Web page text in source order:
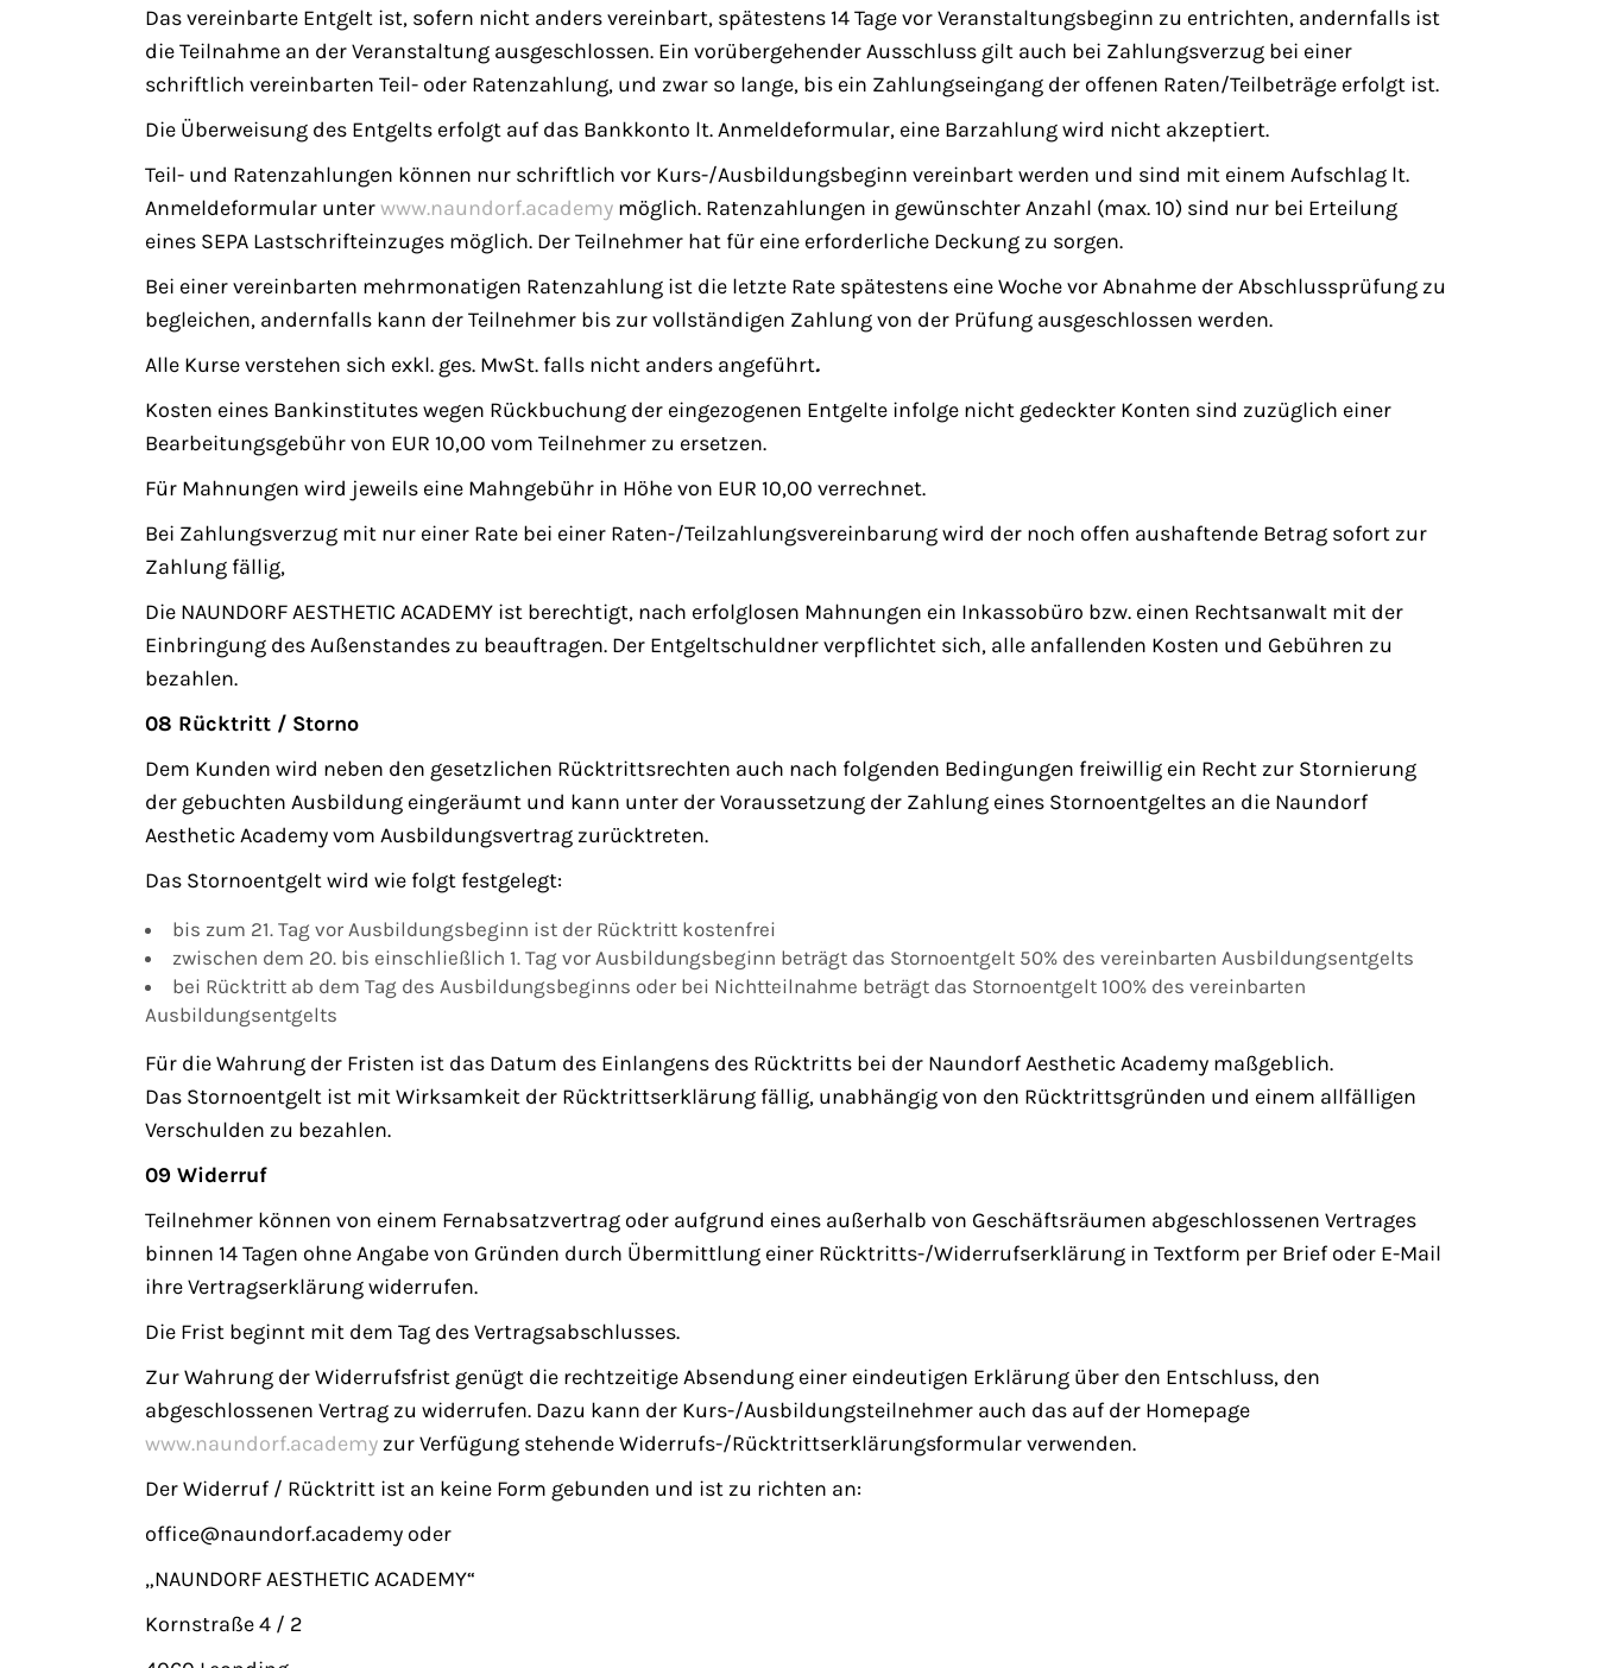
Das vereinbarte Entgelt ist, sofern nicht anders vereinbart, spätestens 14 Tage vor Veranstaltungsbeginn zu entrichten, andernfalls ist
die Teilnahme an der Veranstaltung ausgeschlossen. Ein vorübergehender Ausschluss gilt auch bei Zahlungsverzug bei einer
schriftlich vereinbarten Teil- oder Ratenzahlung, und zwar so lange, bis ein Zahlungseingang der offenen Raten/Teilbeträge erfolgt ist.
Die Überweisung des Entgelts erfolgt auf das Bankkonto lt. Anmeldeformular, eine Barzahlung wird nicht akzeptiert.
Teil- und Ratenzahlungen können nur schriftlich vor Kurs-/Ausbildungsbeginn vereinbart werden und sind mit einem Aufschlag lt.
Anmeldeformular unterwww.naundorf.academy möglich. Ratenzahlungen in gewünschter Anzahl (max. 10) sind nur bei Erteilung
eines SEPA Lastschrifteinzuges möglich. Der Teilnehmer hat für eine erforderliche Deckung zu sorgen.
Bei einer vereinbarten mehrmonatigen Ratenzahlung ist die letzte Rate spätestens eine Woche vor Abnahme der Abschlussprüfung zu
begleichen, andernfalls kann der Teilnehmer bis zur vollständigen Zahlung von der Prüfung ausgeschlossen werden.
Alle Kurse verstehen sich exkl. ges. MwSt. falls nicht anders angeführt.
Kosten eines Bankinstitutes wegen Rückbuchung der eingezogenen Entgelte infolge nicht gedeckter Konten sind zuzüglich einer
Bearbeitungsgebühr von EUR 10,00 vom Teilnehmer zu ersetzen.
Für Mahnungen wird jeweils eine Mahngebühr in Höhe von EUR 10,00 verrechnet.
Bei Zahlungsverzug mit nur einer Rate bei einer Raten-/Teilzahlungsvereinbarung wird der noch offen aushaftende Betrag sofort zur
Zahlung fällig,
Die NAUNDORF AESTHETIC ACADEMY ist berechtigt, nach erfolglosen Mahnungen ein Inkassobüro bzw. einen Rechtsanwalt mit der
Einbringung des Außenstandes zu beauftragen. Der Entgeltschuldner verpflichtet sich, alle anfallenden Kosten und Gebühren zu
bezahlen.
08 Rücktritt / Storno
Dem Kunden wird neben den gesetzlichen Rücktrittsrechten auch nach folgenden Bedingungen freiwillig ein Recht zur Stornierung
der gebuchten Ausbildung eingeräumt und kann unter der Voraussetzung der Zahlung eines Stornoentgeltes an die Naundorf
Aesthetic Academy vom Ausbildungsvertrag zurücktreten.
Das Stornoentgelt wird wie folgt festgelegt:
bis zum 21. Tag vor Ausbildungsbeginn ist der Rücktritt kostenfrei
zwischen dem 20. bis einschließlich 1. Tag vor Ausbildungsbeginn beträgt das Stornoentgelt 50% des vereinbarten Ausbildungsentgelts
bei Rücktritt ab dem Tag des Ausbildungsbeginns oder bei Nichtteilnahme beträgt das Stornoentgelt 100% des vereinbarten
Ausbildungsentgelts
Für die Wahrung der Fristen ist das Datum des Einlangens des Rücktritts bei der Naundorf Aesthetic Academy maßgeblich.
Das Stornoentgelt ist mit Wirksamkeit der Rücktrittserklärung fällig, unabhängig von den Rücktrittsgründen und einem allfälligen
Verschulden zu bezahlen.
09 Widerruf
Teilnehmer können von einem Fernabsatzvertrag oder aufgrund eines außerhalb von Geschäftsräumen abgeschlossenen Vertrages
binnen 14 Tagen ohne Angabe von Gründen durch Übermittlung einer Rücktritts-/Widerrufserklärung in Textform per Brief oder E-Mail
ihre Vertragserklärung widerrufen.
Die Frist beginnt mit dem Tag des Vertragsabschlusses.
Zur Wahrung der Widerrufsfrist genügt die rechtzeitige Absendung einer eindeutigen Erklärung über den Entschluss, den
abgeschlossenen Vertrag zu widerrufen. Dazu kann der Kurs-/Ausbildungsteilnehmer auch das auf der Homepage
www.naundorf.academy zur Verfügung stehende Widerrufs-/Rücktrittserklärungsformular verwenden.
Der Widerruf / Rücktritt ist an keine Form gebunden und ist zu richten an:
office@naundorf.academy oder
„NAUNDORF AESTHETIC ACADEMY“
Kornstraße 4 / 2